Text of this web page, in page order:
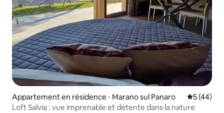
Appartement en résidence ⋅ Marano sul Panaro
5 (44)
Loft Salvia : vue imprenable et détente dans la nature